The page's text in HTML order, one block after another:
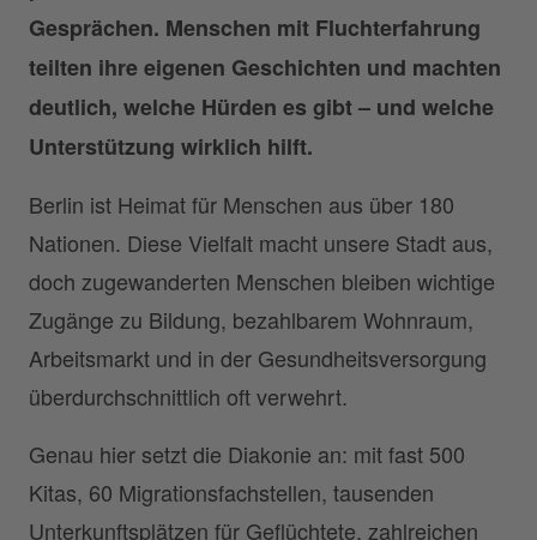
Gesprächen. Menschen mit Fluchterfahrung
teilten ihre eigenen Geschichten und machten
deutlich, welche Hürden es gibt – und welche
Unterstützung wirklich hilft.
Berlin ist Heimat für Menschen aus über 180
Nationen. Diese Vielfalt macht unsere Stadt aus,
doch zugewanderten Menschen bleiben wichtige
Zugänge zu Bildung, bezahlbarem Wohnraum,
Arbeitsmarkt und in der Gesundheitsversorgung
überdurchschnittlich oft verwehrt.
Genau hier setzt die Diakonie an: mit fast 500
Kitas, 60 Migrationsfachstellen, tausenden
Unterkunftsplätzen für Geflüchtete, zahlreichen